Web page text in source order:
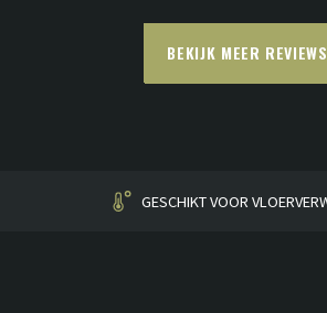
BEKIJK MEER REVIEWS
HUISGEMAAKT